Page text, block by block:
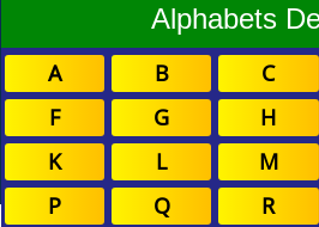
Alphabets
A B C
F
G H
K
L M
P
Q R